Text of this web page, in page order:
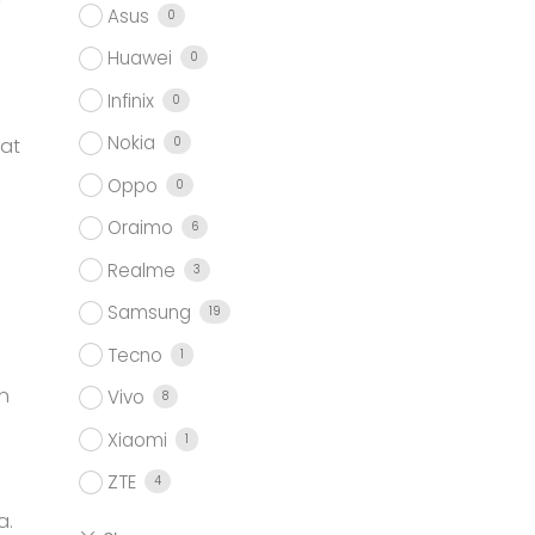
Asus 0
Huawei 0
Infinix 0
Nokia 0
Oppo 0
Oraimo 6
Realme 3
Samsung 19
Tecno 1
Vivo 8
Xiaomi 1
ZTE 4